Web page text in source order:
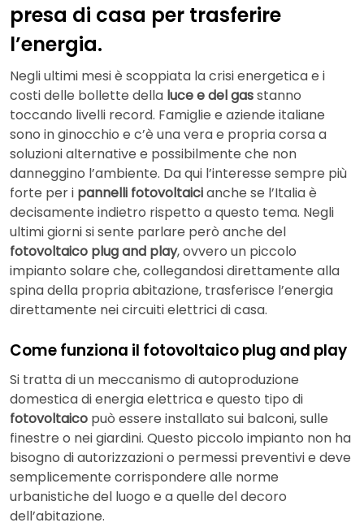
presa di casa per trasferire
l’energia.
Negli ultimi mesi è scoppiata la crisi energetica e i
costi delle bollette della luce e del gasstanno
toccando livelli record. Famiglie e aziende italiane
sono in ginocchio e c’è una vera e propria corsa a
soluzioni alternative e possibilmente che non
danneggino l’ambiente. Da qui l’interesse sempre più
forte per i pannelli fotovoltaicianche se l’Italia è
decisamente indietro rispetto a questo tema. Negli
ultimi giorni si sente parlare però anche del
fotovoltaico plug and play, ovvero un piccolo
impianto solare che, collegandosi direttamente alla
spina della propria abitazione, trasferisce l’energia
direttamente nei circuiti elettrici di casa.
Come funziona il fotovoltaico plug and play
Si tratta di un meccanismo di autoproduzione
domestica di energia elettrica e questo tipo di
fotovoltaico può essere installato sui balconi, sulle
finestre o nei giardini. Questo piccolo impianto non ha
bisogno di autorizzazioni o permessi preventivi e deve
semplicemente corrispondere alle norme
urbanistiche del luogo e a quelle del decoro
dell’abitazione.